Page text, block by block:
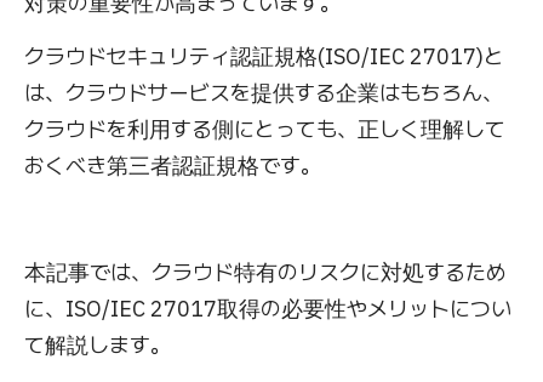
クラウドセキュリティ認証規格(ISO/IEC 27017)と
は、クラウドサービスを提供する企業はもちろん、
クラウドを利用する側にとっても、正しく理解して
おくべき第三者認証規格です。
本記事では、クラウド特有のリスクに対処するため
に、ISO/IEC 27017取得の必要性やメリットについ
て解説します。